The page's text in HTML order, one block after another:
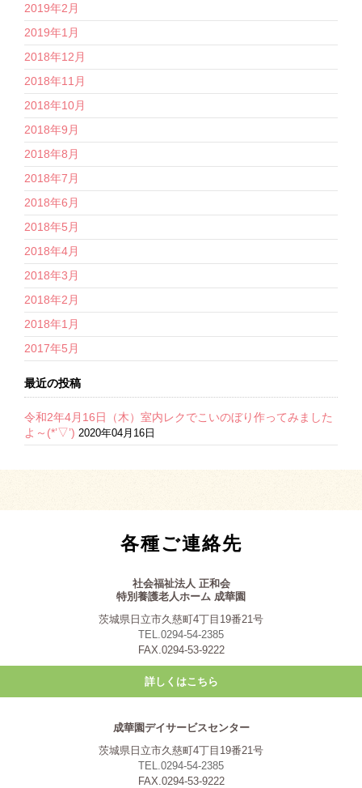
2019年2月
2019年1月
2018年12月
2018年11月
2018年10月
2018年9月
2018年8月
2018年7月
2018年6月
2018年5月
2018年4月
2018年3月
2018年2月
2018年1月
2017年5月
最近の投稿
令和2年4月16日（木）室内レクでこいのぼり作ってみました
よ～(*’▽’) 2020年04月16日
各種ご連絡先
社会福祉法人 正和会
特別養護老人ホーム 成華園
茨城県日立市久慈町4丁目19番21号
TEL.0294-54-2385
FAX.0294-53-9222
詳しくはこちら
成華園デイサービスセンター
茨城県日立市久慈町4丁目19番21号
TEL.0294-54-2385
FAX.0294-53-9222